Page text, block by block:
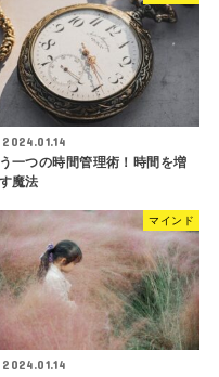
2024.01.14
一つの時間管理術！時間を増
魔法
マインド
2024.01.14